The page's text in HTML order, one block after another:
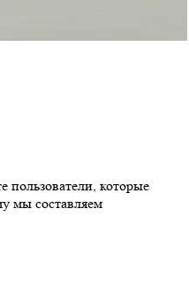
пользователи, которые
мы составляем